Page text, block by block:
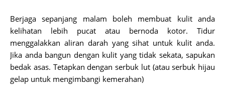
Berjaga sepanjang malam boleh membuat kulit anda
kelihatan lebih pucat atau bernoda kotor. Tidur
menggalakkan aliran darah yang sihat untuk kulit anda.
Jika anda bangun dengan kulit yang tidak sekata, sapukan
bedak asas. Tetapkan dengan serbuk lut (atau serbuk hijau
gelap untuk mengimbangi kemerahan)